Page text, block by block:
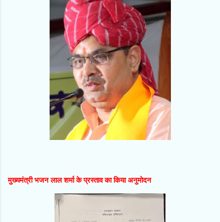
मुख्यमंत्री भजन लाल शर्मा के प्रस्ताव का किया अनुमोदन